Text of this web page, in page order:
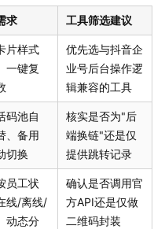
求 工具筛选建议
片样式
一键复
优先选与抖音企
业号后台操作逻
辑兼容的工具
码池自
、备用
切换
核实是否为"后
端换链"还是仅
提供跳转记录
员工状
线/离线/
动态分
确认是否调用官
方API还是仅做
二维码封装